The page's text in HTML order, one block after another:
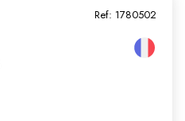
Ref: 1780502